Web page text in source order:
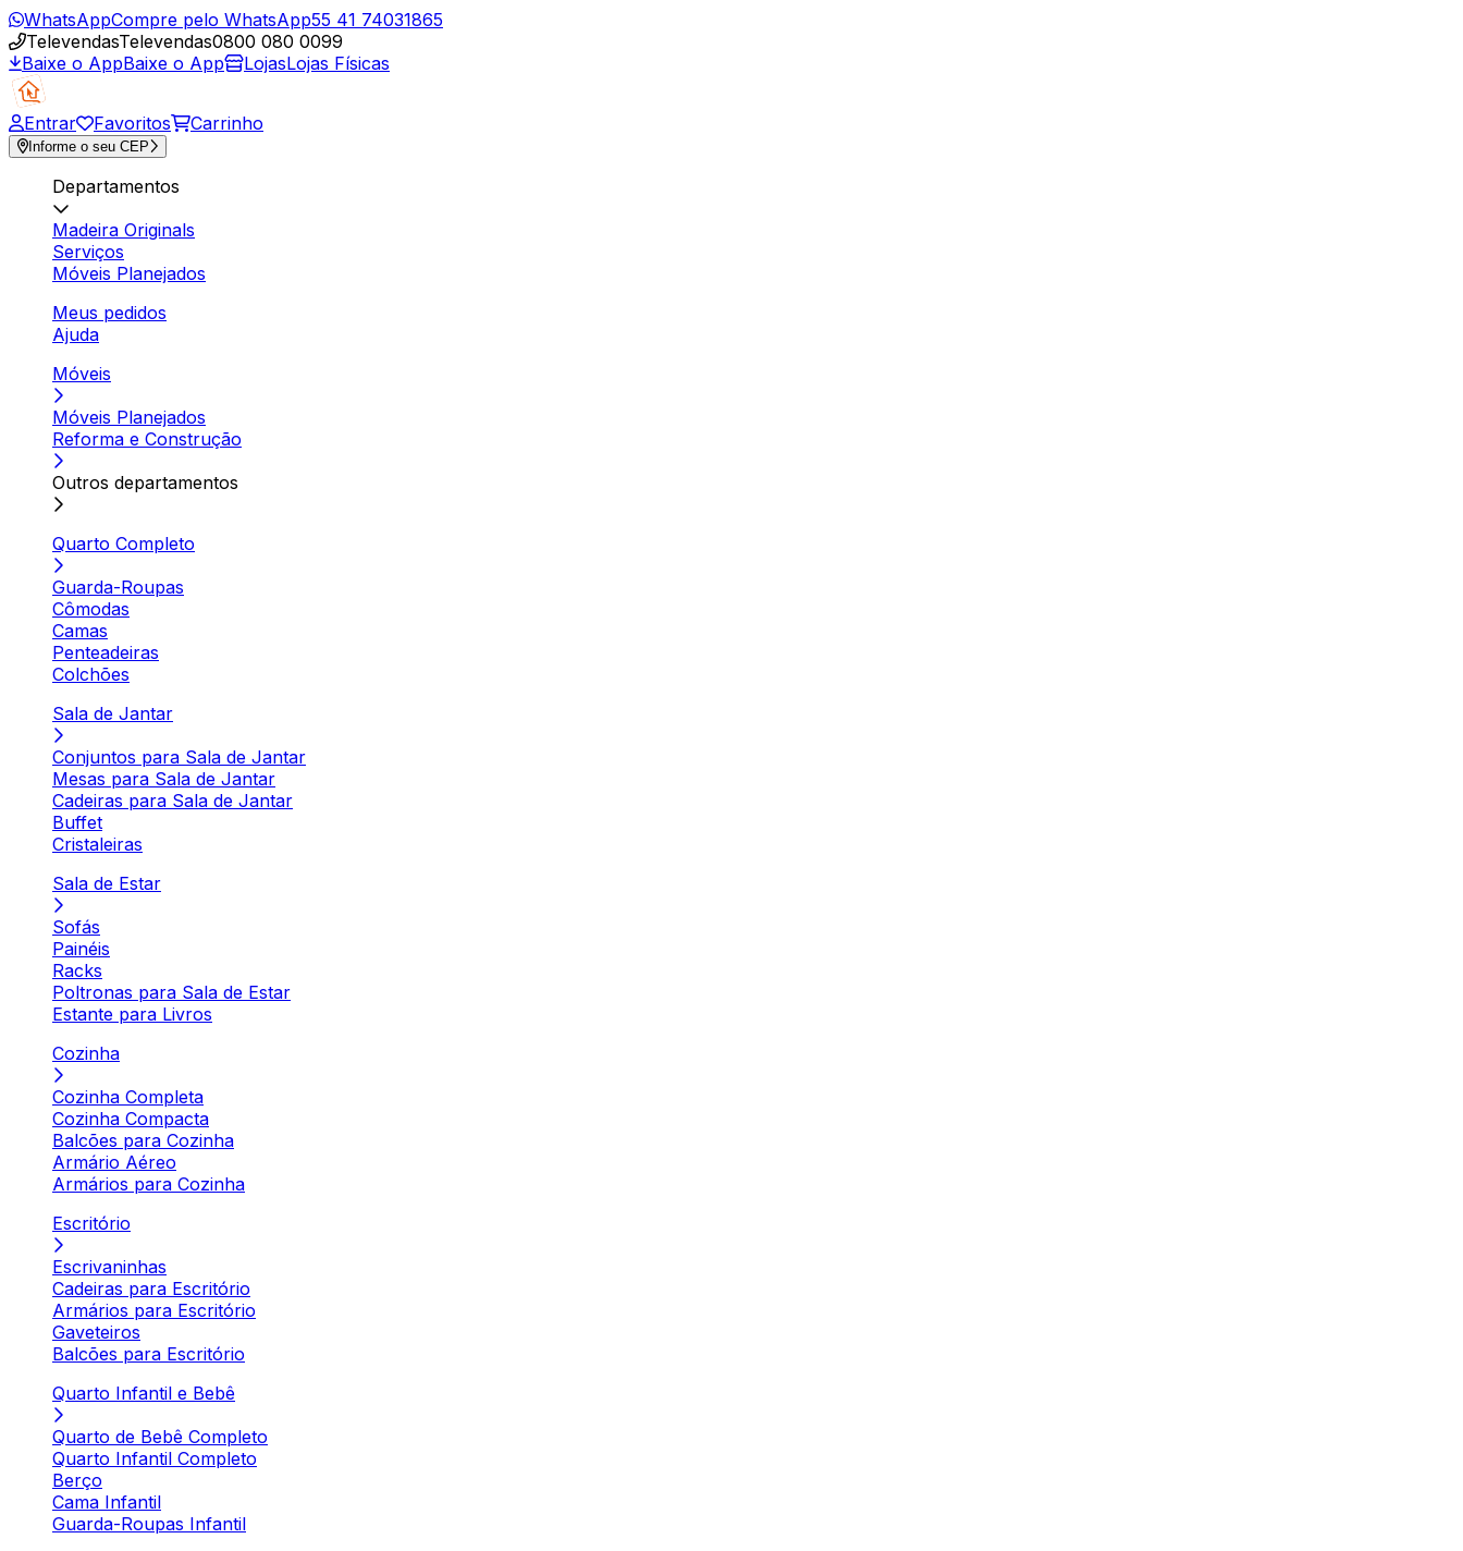
WhatsAppCompre pelo WhatsApp55 41 74031865
TelevendasTelevendas0800 080 0099
Baixe o AppBaixe o App LojasLojas Físicas
Entrar Favoritos Carrinho
Informe o seu CEP
Departamentos
Madeira Originals
Serviços
Móveis Planejados
Meus pedidos
Ajuda
Móveis
Móveis Planejados
Reforma e Construção
Outros departamentos
Quarto Completo
Guarda-Roupas
Cômodas
Camas
Penteadeiras
Colchões
Sala de Jantar
Conjuntos para Sala de Jantar
Mesas para Sala de Jantar
Cadeiras para Sala de Jantar
Buffet
Cristaleiras
Sala de Estar
Sofás
Painéis
Racks
Poltronas para Sala de Estar
Estante para Livros
Cozinha
Cozinha Completa
Cozinha Compacta
Balcões para Cozinha
Armário Aéreo
Armários para Cozinha
Escritório
Escrivaninhas
Cadeiras para Escritório
Armários para Escritório
Gaveteiros
Balcões para Escritório
Quarto Infantil e Bebê
Quarto de Bebê Completo
Quarto Infantil Completo
Berço
Cama Infantil
Guarda-Roupas Infantil